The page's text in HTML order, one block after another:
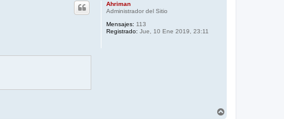
Ahriman
Administrador del Sitio
Mensajes: 113
Registrado: Jue, 10 Ene 2019, 23:11